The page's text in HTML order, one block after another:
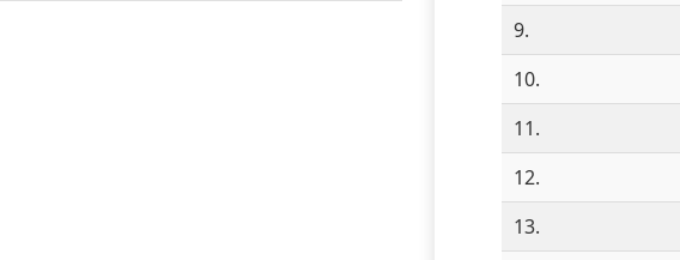
9.
10.
11.
12.
13.